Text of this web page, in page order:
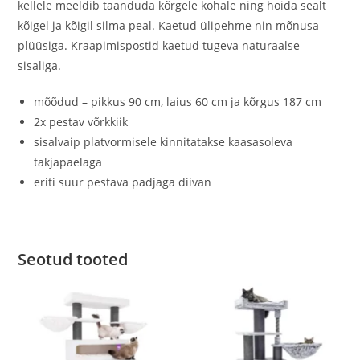
kellele meeldib taanduda kõrgele kohale ning hoida sealt
kõigel ja kõigil silma peal. Kaetud ülipehme nin mõnusa
plüüsiga. Kraapimispostid kaetud tugeva naturaalse
sisaliga.
mõõdud – pikkus 90 cm, laius 60 cm ja kõrgus 187 cm
2x pestav võrkkiik
sisalvaip platvormisele kinnitatakse kaasasoleva
takjapaelaga
eriti suur pestava padjaga diivan
Seotud tooted